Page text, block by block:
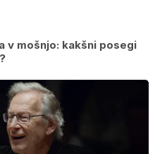
v mošnjo: kakšni posegi